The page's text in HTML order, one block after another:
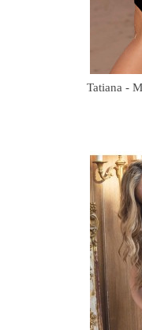
Tatiana -